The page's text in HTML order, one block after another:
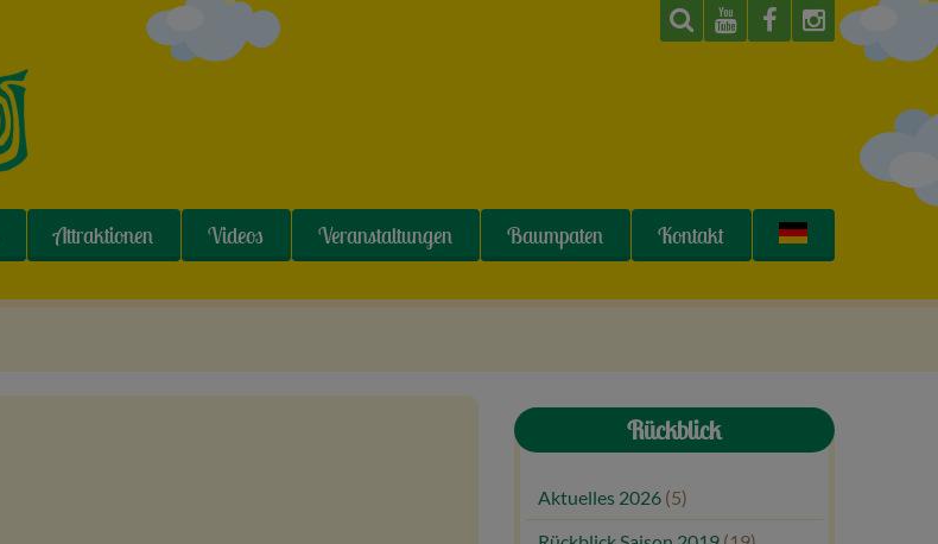
Attraktionen Videos Veranstaltungen Baumpaten Kontakt
Rückblick
Aktuelles 2026 (5)